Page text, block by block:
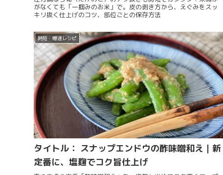
がなくても「一掴みのお米」で。皮の剥き方から、えぐみをスッ
キリ抜く仕上げのコツ、部位ごとの保存方法
時短・爆速レシピ
タイトル： スナップエンドウの酢味噌和え｜新
定番に、塩麹でコク旨仕上げ